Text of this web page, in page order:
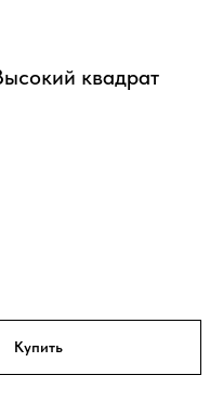
квадрат
Купить